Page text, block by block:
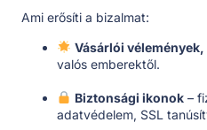
Ami erősíti a bizalmat:
Vásárlói
valós emberektől.
Biztonsági ikonok–
adatvédelem, SSL